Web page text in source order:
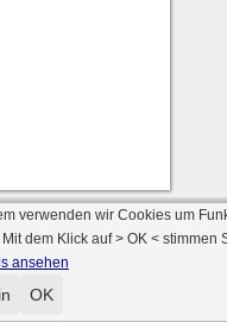
skat-spielen.de
·
verwenden wir Cookies um
dem Klick auf> OK <stimmen
ansehen
OK